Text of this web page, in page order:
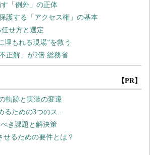
【PR】
軌跡と実装の変遷
るための3つのス...
き課題と解決策
るための要件とは？